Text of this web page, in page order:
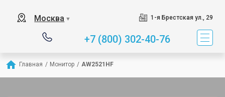
Москва ▼ 1-я Брестская ул., 29
+7 (800) 302-40-76
Главная / Монитор / AW2521HF